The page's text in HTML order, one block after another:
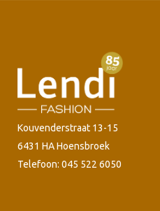
Kouvenderstraat 13-15
6431 HA Hoensbroek
Telefoon: 045 522 6050